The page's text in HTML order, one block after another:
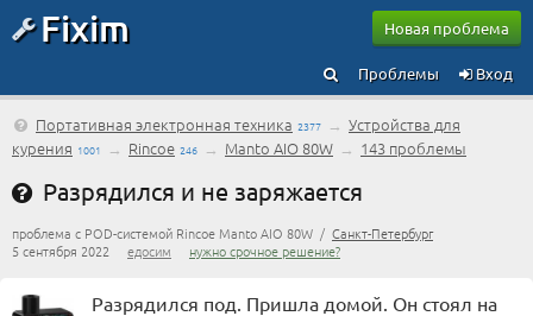
Fixim Новая проблема
Вход
Проблемы
Портативная электронная техника 2377 → Устройства для
курения 1001 → Rincoe 246 → Manto AIO 80W → 143 проблемы
Разрядился и не заряжается
проблема с POD-системой Rincoe Manto AIO 80W / Санкт-Петербург
5 сентября 2022 едосим нужно срочное решение?
Разрядился под. Пришла домой. Он стоял на